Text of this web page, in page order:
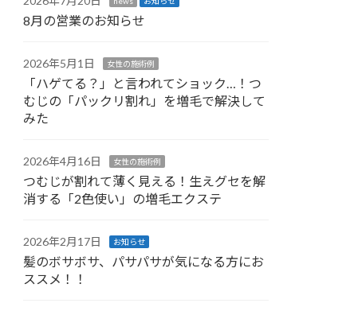
8月の営業のお知らせ
2026年5月1日 女性の施術例
「ハゲてる？」と言われてショック…！つ
むじの「パックリ割れ」を増毛で解決して
みた
2026年4月16日 女性の施術例
つむじが割れて薄く見える！生えグセを解
消する「2色使い」の増毛エクステ
2026年2月17日 お知らせ
髪のボサボサ、パサパサが気になる方にお
ススメ！！